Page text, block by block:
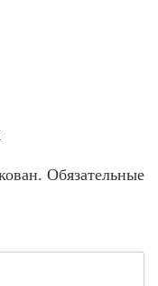
Обязательные